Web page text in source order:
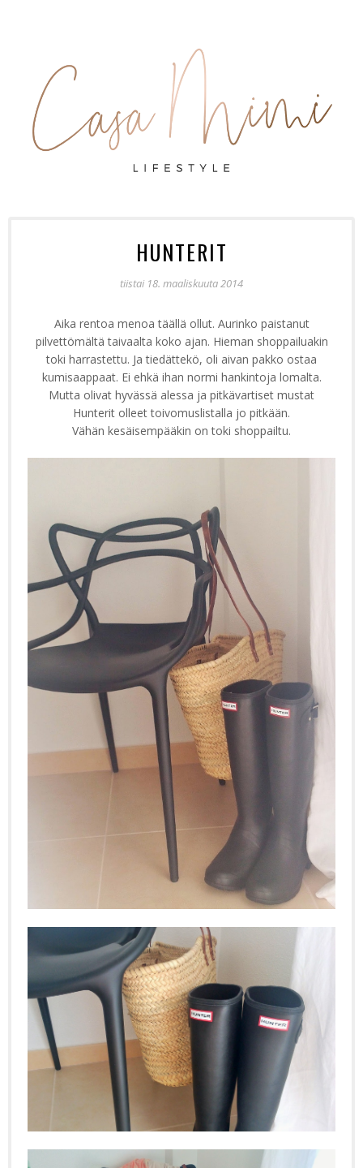
HUNTERIT
tiistai 18. maaliskuuta 2014
Aika rentoa menoa täällä ollut. Aurinko paistanut
pilvettömältä taivaalta koko ajan. Hieman shoppailuakin
toki harrastettu. Ja tiedättekö, oli aivan pakko ostaa
kumisaappaat. Ei ehkä ihan normi hankintoja lomalta.
Mutta olivat hyvässä alessa ja pitkävartiset mustat
Hunterit olleet toivomuslistalla jo pitkään.
Vähän kesäisempääkin on toki shoppailtu.